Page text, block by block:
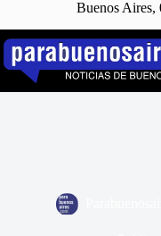
Buenos Aires,
Saltar
contenido